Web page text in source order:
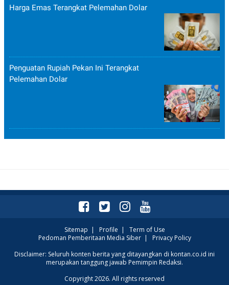
Harga Emas Terangkat Pelemahan Dolar
Penguatan Rupiah Pekan Ini Terangkat
Pelemahan Dolar
Sitemap | Profile | Term of Use
Pedoman Pemberitaan Media Siber| Privacy Policy
Disclaimer: Seluruh konten berita yang ditayangkan di kontan.co.id ini
merupakan tanggung jawab Pemimpin Redaksi.
Copyright 2026. All rights reserved